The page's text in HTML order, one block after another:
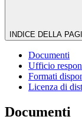
INDICE DELLA
Documenti
Ufficio
Formati
Licenza di
Documenti